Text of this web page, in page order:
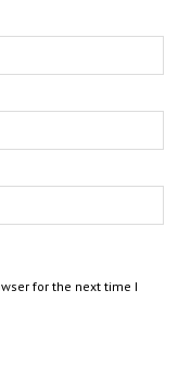
for the next time I